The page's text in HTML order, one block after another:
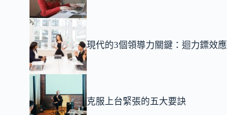
現代的3個領導力關鍵：迴力鏢效應
克服上台緊張的五大要訣